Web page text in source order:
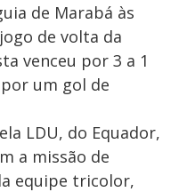
de Marabá às
de volta da
venceu por 3 a 1
um gol de
LDU, do Equador,
a missão de
equipe tricolor,